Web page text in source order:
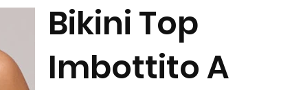
Bikini Top
Imbottito A